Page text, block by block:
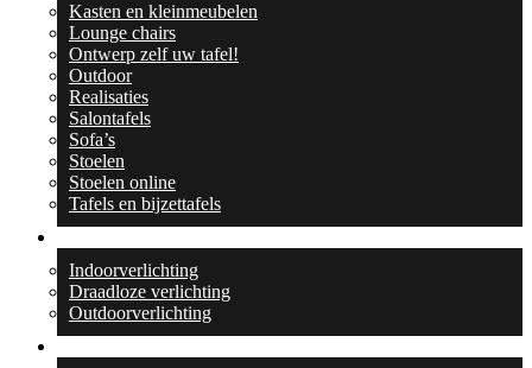
Kasten en kleinmeubelen
Lounge chairs
Ontwerp zelf uw tafel!
Outdoor
Realisaties
Salontafels
Sofa’s
Stoelen
Stoelen online
Tafels en bijzettafels
Indoorverlichting
Draadloze verlichting
Outdoorverlichting